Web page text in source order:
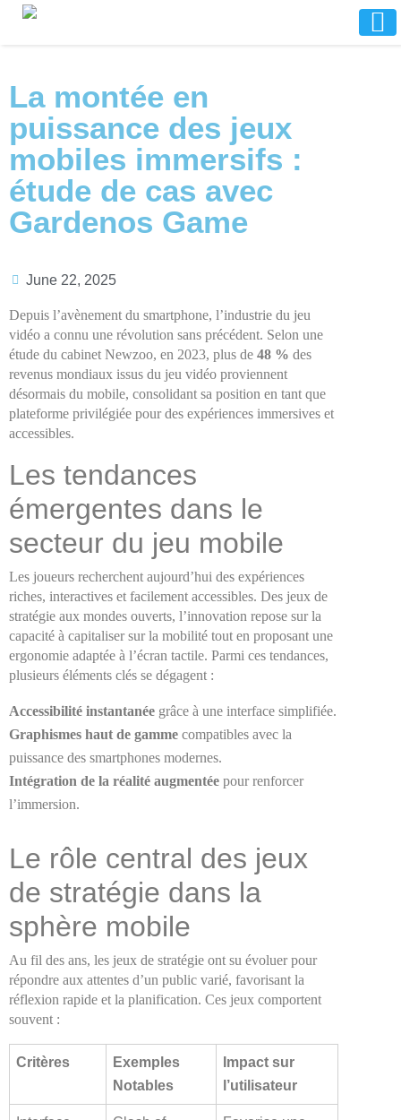
La montée en
puissance des jeux
mobiles immersifs :
étude de cas avec
Gardenos Game
June 22, 2025
Depuis l’avènement du smartphone, l’industrie du jeu
vidéo a connu une révolution sans précédent. Selon une
étude du cabinet Newzoo, en 2023, plus de 48 % des
revenus mondiaux issus du jeu vidéo proviennent
désormais du mobile, consolidant sa position en tant que
plateforme privilégiée pour des expériences immersives et
accessibles.
Les tendances
émergentes dans le
secteur du jeu mobile
Les joueurs recherchent aujourd’hui des expériences
riches, interactives et facilement accessibles. Des jeux de
stratégie aux mondes ouverts, l’innovation repose sur la
capacité à capitaliser sur la mobilité tout en proposant une
ergonomie adaptée à l’écran tactile. Parmi ces tendances,
plusieurs éléments clés se dégagent :
Accessibilité instantanée grâce à une interface simplifiée.
Graphismes haut de gamme compatibles avec la
puissance des smartphones modernes.
Intégration de la réalité augmentée pour renforcer
l’immersion.
Le rôle central des jeux
de stratégie dans la
sphère mobile
Au fil des ans, les jeux de stratégie ont su évoluer pour
répondre aux attentes d’un public varié, favorisant la
réflexion rapide et la planification. Ces jeux comportent
souvent :
Critères
Exemples
Notables
Impact sur
l’utilisateur